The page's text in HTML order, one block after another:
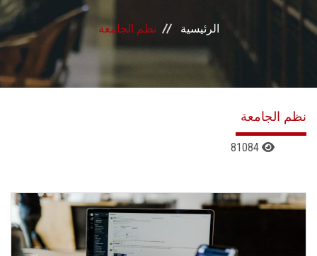
الرعاية الصحية
المراكز والوحدات
الطلاب
الرئيسية نظم الجامعة
نظم الجامعة